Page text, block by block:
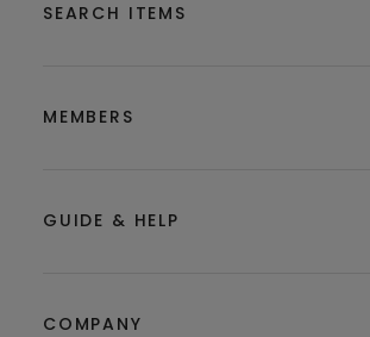
SEARCH ITEMS
MEMBERS
GUIDE & HELP
COMPANY